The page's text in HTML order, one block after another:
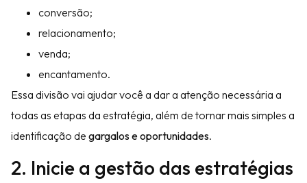
conversão;
relacionamento;
venda;
encantamento.
Essa divisão vai ajudar você a dar a atenção necessária a
todas as etapas da estratégia, além de tornar mais simples a
identificação de gargalos e oportunidades.
2. Inicie a gestão das estratégias